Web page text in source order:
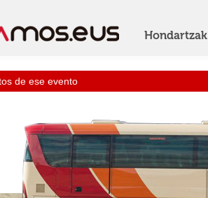
Hondartzak
de ese evento